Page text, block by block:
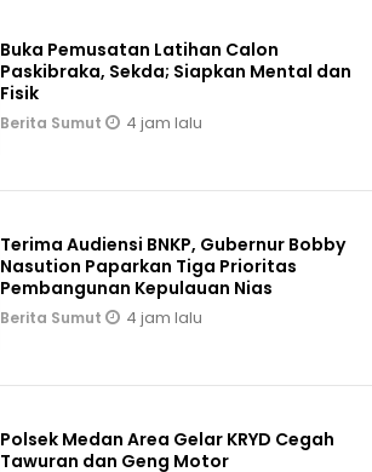
Buka Pemusatan Latihan Calon
Paskibraka, Sekda; Siapkan Mental dan
Fisik
Berita Sumut 4 jam lalu
Terima Audiensi BNKP, Gubernur Bobby
Nasution Paparkan Tiga Prioritas
Pembangunan Kepulauan Nias
Berita Sumut 4 jam lalu
Polsek Medan Area Gelar KRYD Cegah
Tawuran dan Geng Motor